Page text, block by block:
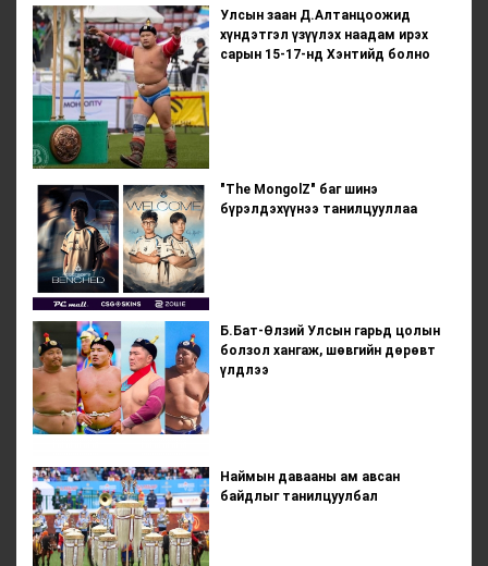
Улсын заан Д.Алтанцоожид
хүндэтгэл үзүүлэх наадам ирэх
сарын 15-17-нд Хэнтийд болно
"The MongolZ" баг шинэ
бүрэлдэхүүнээ танилцууллаа
Б.Бат-Өлзий Улсын гарьд цолын
болзол хангаж, шөвгийн дөрөвт
үлдлээ
Наймын давааны ам авсан
байдлыг танилцуулбал